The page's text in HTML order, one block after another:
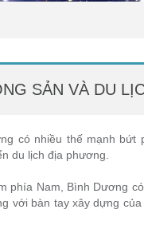
SẢN VÀ DU
có nhiều thế mạnh
du lịch địa phương.
phía Nam, Bình Dương
với bàn tay xây dựng